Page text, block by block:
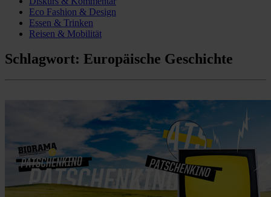
Eco Fashion & Design
Essen & Trinken
Reisen & Mobilität
Schlagwort: Europäische Geschichte